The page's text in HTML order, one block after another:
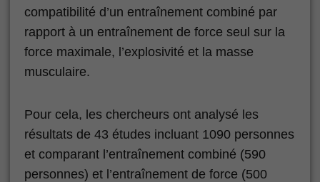
compatibilité d’un entraînement combiné par
rapport à un entraînement de force seul sur la
force maximale, l’explosivité et la masse
musculaire.
Pour cela, les chercheurs ont analysé les
résultats de 43 études incluant 1090 personnes
et comparant l’entraînement combiné (590
personnes) et l’entraînement de force (500